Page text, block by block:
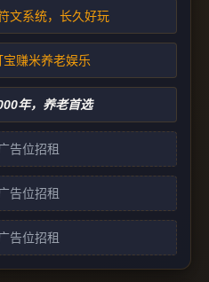
文系统，长久好玩
赚米养老娱乐
年，养老首选
告位招租
告位招租
告位招租